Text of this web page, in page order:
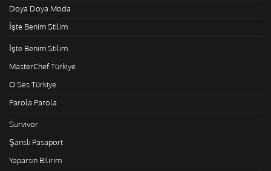
Doya Doya Moda
İşte Benim Stilim
İşte Benim Stilim
MasterChef Türkiye
O Ses Türkiye
Parola Parola
Survivor
Şanslı Pasaport
Yaparsın Bilirim